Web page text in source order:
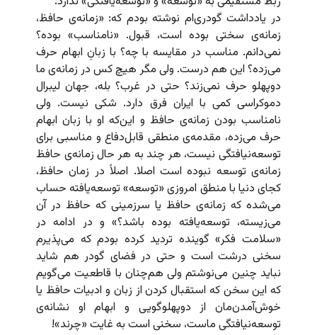
در یادداشت گودری‌ام نوشته بودم که: «زمانه‌ی حافظ،
زمانه‌ی سختی بوده است، قبول. «نامناسب» بوده؟
نمی‌دانم. مناسب در مقایسه با چه؟ با زبانِ ابهام حرف
می‌زده؟ این هم درست. ولی مگر هیچ کس در زمانه‌ی ما
دوپهلو حرف نمی‌زند؟ حتی در غرب؟ بله، جهان لیبرال
دموکراسی کمی با ایران فرق دارد. شکی نیست. ولی
نامناسب بودن زمانه‌ی حافظ و این‌که او با زبان ابهام
حرف می‌زده، مقدمه‌ی منطقی قابل‌دفاع و مناسبی برای
توسعه‌نیافتگی نیست، هر چند به هر حال زمانه‌ی حافظ
زمانه‌ی توسعه نبوده است اصلا. اصلاً در زمان حافظ،
کجای دنیا با منطق امروزی «توسعه» توسعه‌یافته حساب
می‌شده که زمانه‌ی حافظ یا سرزمینی که حافظ در آن
می‌زیسته، توسعه‌یافته بوده باشد؟» و در ادامه در
«سلامت فکر» گوینده تردید کرده بودم که می‌پذیرم
سخنی درشت است و حتی در فضای گودر هم شاید
نباید چنین می‌‌نوشتم ولی هم‌چنان با قاطعیت می‌گویم
که این سخن که استقبال کردن از زبان و ادبیات حافظ یا
خوش‌آمدن‌مان از دوپهلوگویی و ابهام او نشانه‌ی
توسعه‌نیافتگی ماست، سخنی است به غایت «چرند»!